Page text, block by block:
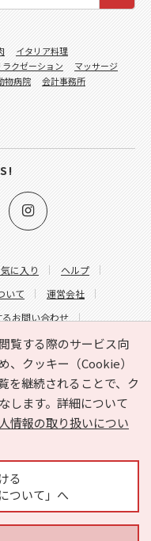
覧する際のサービス向
、クッキー（Cookie）
を継続されることで、ク
します。詳細について
情報の取り扱いについ
る
ついて」へ
に入り
ヘルプ
いて
運営会社
お問い合わせ
い合わせ
イタリア料理
ラクゼーション
マッサージ
物病院
会計事務所
Reserved.